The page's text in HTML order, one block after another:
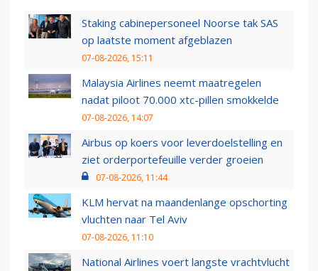
Staking cabinepersoneel Noorse tak SAS
op laatste moment afgeblazen
07-08-2026, 15:11
Malaysia Airlines neemt maatregelen
nadat piloot 70.000 xtc-pillen smokkelde
07-08-2026, 14:07
Airbus op koers voor leverdoelstelling en
ziet orderportefeuille verder groeien
07-08-2026, 11:44
KLM hervat na maandenlange opschorting
vluchten naar Tel Aviv
07-08-2026, 11:10
National Airlines voert langste vrachtvlucht